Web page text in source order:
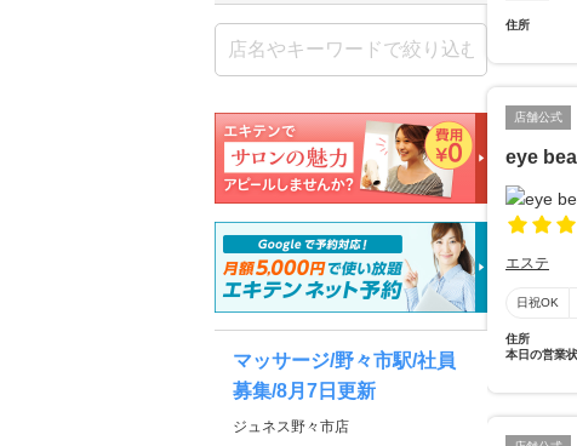
住所
店舗公式
eye
エステ
日祝OK
住所
本日の営業
マッサージ/野々市駅/社員
募集/8月7日更新
ジュネス野々市店